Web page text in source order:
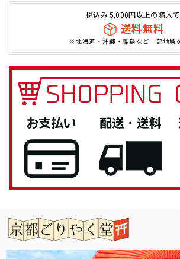
税込み 5,000円以上の購入で
送料無料
※北海道・沖縄・離島など一部地域